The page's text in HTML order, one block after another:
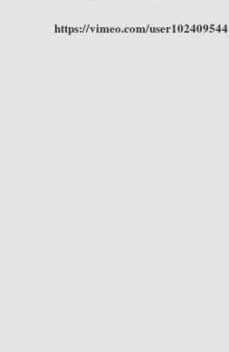
https://vimeo.com/user102409544